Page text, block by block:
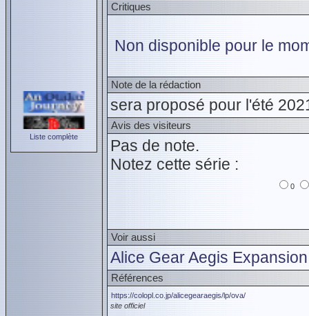
Liste complète
Critiques
Non disponible pour le
Note de la rédaction
sera proposé pour l'été
Avis des visiteurs
Pas de note.
Notez cette série :
0
Voir aussi
Alice Gear Aegis Expansion
Références
https://colopl.co.jp/alicegearaegis/lp/ova/
site officiel